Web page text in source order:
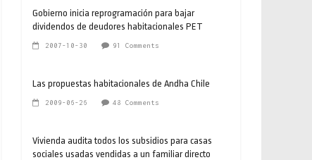
Gobierno inicia reprogramación para bajar
dividendos de deudores habitacionales PET
2007-10-30 91 Comments
Las propuestas habitacionales de Andha Chile
2009-06-26 48 Comments
Vivienda audita todos los subsidios para casas
sociales usadas vendidas a un familiar directo